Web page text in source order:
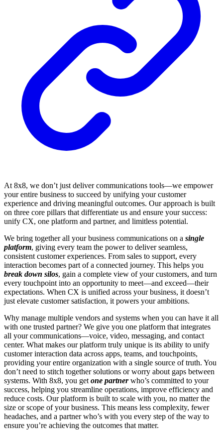
At 8x8, we don’t just deliver communications tools—we empower
your entire business to succeed by unifying your customer
experience and driving meaningful outcomes. Our approach is built
on three core pillars that differentiate us and ensure your success:
unify CX, one platform and partner, and limitless potential.
We bring together all your business communications on a single
platform, giving every team the power to deliver seamless,
consistent customer experiences. From sales to support, every
interaction becomes part of a connected journey. This helps you
break down silos, gain a complete view of your customers, and turn
every touchpoint into an opportunity to meet—and exceed—their
expectations. When CX is unified across your business, it doesn’t
just elevate customer satisfaction, it powers your ambitions.
Why manage multiple vendors and systems when you can have it all
with one trusted partner? We give you one platform that integrates
all your communications—voice, video, messaging, and contact
center. What makes our platform truly unique is its ability to unify
customer interaction data across apps, teams, and touchpoints,
providing your entire organization with a single source of truth. You
don’t need to stitch together solutions or worry about gaps between
systems. With 8x8, you get one partnerwho’s committed to your
success, helping you streamline operations, improve efficiency and
reduce costs. Our platform is built to scale with you, no matter the
size or scope of your business. This means less complexity, fewer
headaches, and a partner who’s with you every step of the way to
ensure you’re achieving the outcomes that matter.